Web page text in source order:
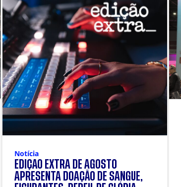
Notícia
EDIÇÃO EXTRA DE AGOSTO
APRESENTA DOAÇÃO DE SANGUE,